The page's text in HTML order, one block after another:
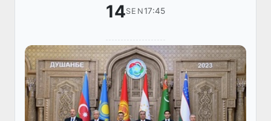
14SEN17:45